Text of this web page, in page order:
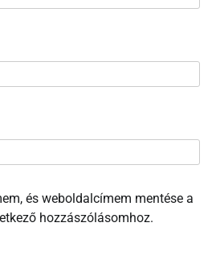
és weboldalcímem mentése a
hozzászólásomhoz.